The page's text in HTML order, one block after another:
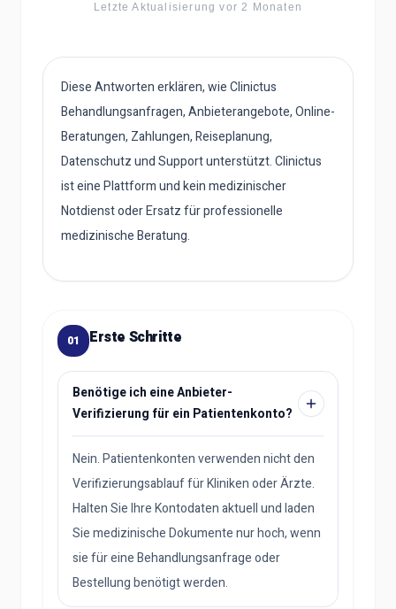
Letzte Aktualisierung vor 2 Monaten
Diese Antworten erklären, wie Clinictus
Behandlungsanfragen, Anbieterangebote, Online-
Beratungen, Zahlungen, Reiseplanung,
Datenschutz und Support unterstützt. Clinictus
ist eine Plattform und kein medizinischer
Notdienst oder Ersatz für professionelle
medizinische Beratung.
01 Erste Schritte
Benötige ich eine Anbieter-
Verifizierung für ein Patientenkonto?
Nein. Patientenkonten verwenden nicht den
Verifizierungsablauf für Kliniken oder Ärzte.
Halten Sie Ihre Kontodaten aktuell und laden
Sie medizinische Dokumente nur hoch, wenn
sie für eine Behandlungsanfrage oder
Bestellung benötigt werden.